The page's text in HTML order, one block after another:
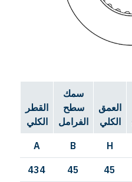
القطر
الكلي
سمك
سطح
الفرامل
العمق
الكلي
A B H
434 45 45